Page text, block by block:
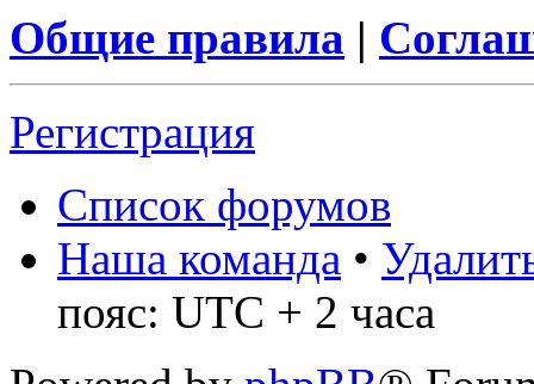
Общие правила |
Регистрация
Список форумов
Наша команда •
пояс: UTC + 2 часа